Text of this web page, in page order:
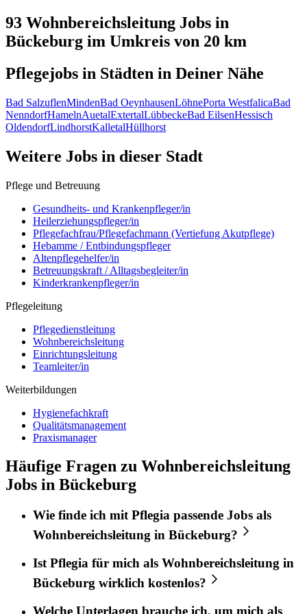
93 Wohnbereichsleitung Jobs in
Bückeburg im Umkreis von 20 km
Pflegejobs in Städten in Deiner Nähe
Bad SalzuflenMindenBad OeynhausenLöhnePorta WestfalicaBad
NenndorfHamelnAuetalExtertalLübbeckeBad EilsenHessisch
OldendorfLindhorstKalletalHüllhorst
Weitere Jobs in dieser Stadt
Pflege und Betreuung
Gesundheits- und Krankenpfleger/in
Heilerziehungspfleger/in
Pflegefachfrau/Pflegefachmann (Vertiefung Akutpflege)
Hebamme / Entbindungspfleger
Altenpflegehelfer/in
Betreuungskraft / Alltagsbegleiter/in
Kinderkrankenpfleger/in
Pflegeleitung
Pflegedienstleitung
Wohnbereichsleitung
Einrichtungsleitung
Teamleiter/in
Weiterbildungen
Hygienefachkraft
Qualitätsmanagement
Praxismanager
Häufige Fragen zu Wohnbereichsleitung
Jobs in Bückeburg
Wie finde ich mitPflegia passende Jobs als
Wohnbereichsleitung in Bückeburg?
Ist Pflegia für mich als Wohnbereichsleitung in
Bückeburg wirklich kostenlos?
Welche Unterlagen brauche ich, um mich als